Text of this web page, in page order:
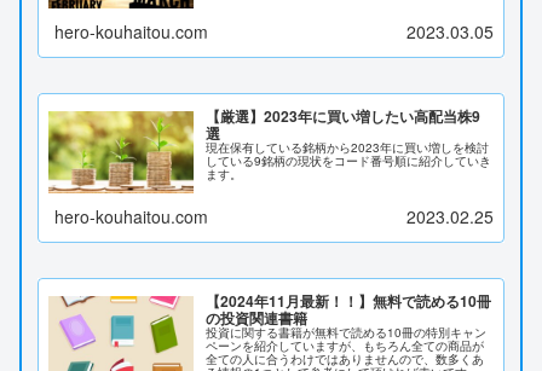
hero-kouhaitou.com 2023.03.05
【厳選】2023年に買い増したい高配当株9
選
現在保有している銘柄から2023年に買い増しを検討
している9銘柄の現状をコード番号順に紹介していき
ます。
hero-kouhaitou.com 2023.02.25
【2024年11月最新！！】無料で読める10冊
の投資関連書籍
投資に関する書籍が無料で読める10冊の特別キャン
ペーンを紹介していますが、もちろん全ての商品が
全ての人に合うわけではありませんので、数多くあ